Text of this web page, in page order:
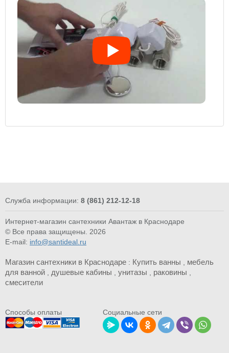
Служба информации: 8 (861) 212-12-18
Интернет-магазин сантехники Авантаж в Краснодаре
© Все права защищены. 2026
E-mail: info@santideal.ru
Магазин сантехники в Краснодаре : Купить ванны
мебель
для ванной
душевые кабины унитазы раковины
смесители
Cпособы оплаты Социальные сети